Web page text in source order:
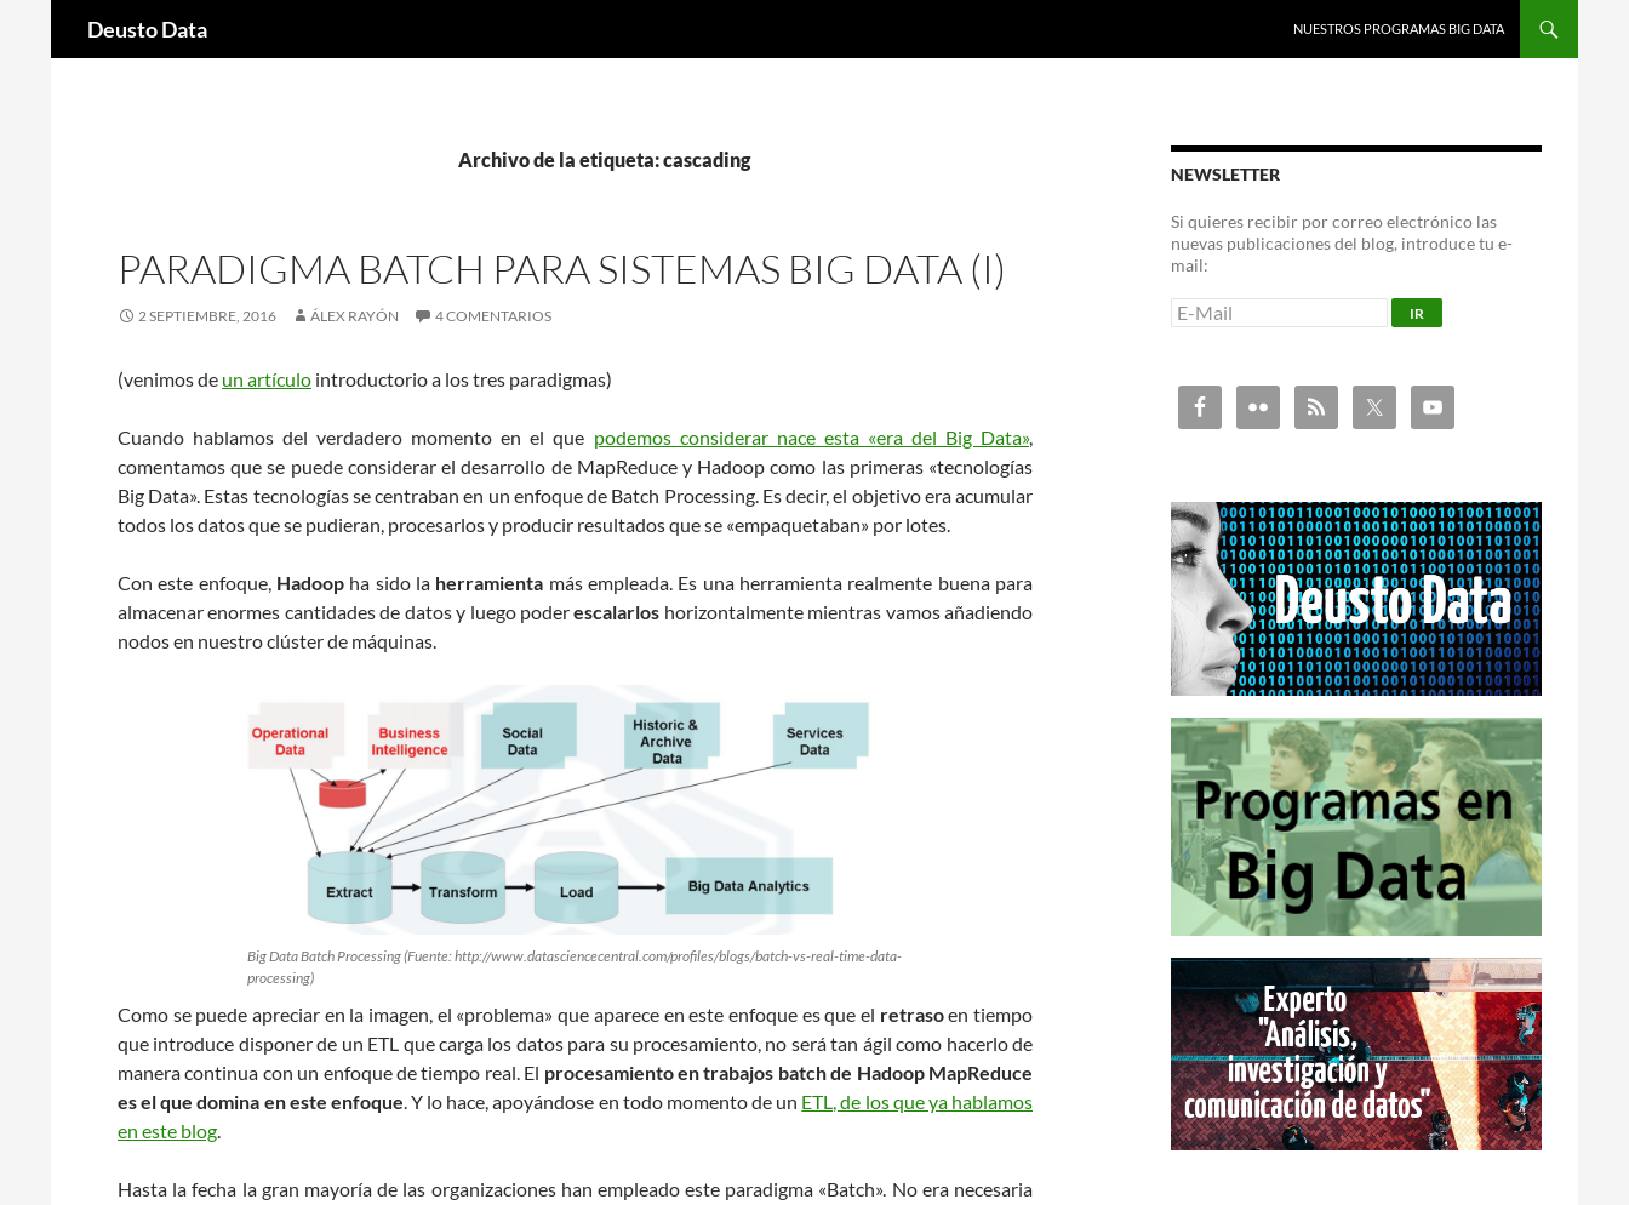
Deusto Data NUESTROS PROGRAMAS BIG DATA
Archivo de la etiqueta: cascading
PARADIGMA BATCH PARA SISTEMAS BIG DATA (I)
2 SEPTIEMBRE, 2016 ÁLEX RAYÓN 4 COMENTARIOS
(venimos de un artículo introductorio a los tres paradigmas)
Cuando hablamos del verdadero momento en el que podemos considerar nace esta «era del Big Data»,
comentamos que se puede considerar el desarrollo de MapReduce y Hadoop como las primeras «tecnologías
Big Data». Estas tecnologías se centraban en un enfoque de Batch Processing. Es decir, el objetivo era acumular
todos los datos que se pudieran, procesarlos y producir resultados que se «empaquetaban» por lotes.
Con este enfoque, Hadoop ha sido la herramienta más empleada. Es una herramienta realmente buena para
almacenar enormes cantidades de datos y luego poderescalarlos horizontalmente mientras vamos añadiendo
nodos en nuestro clúster de máquinas.
Big Data Batch Processing (Fuente: http://www.datasciencecentral.com/profiles/blogs/batch-vs-real-time-data-
processing)
Como se puede apreciar en la imagen, el «problema» que aparece en este enfoque es que el retrasoen tiempo
que introduce disponer de un ETL que carga los datos para su procesamiento, no será tan ágil como hacerlo de
manera continua con un enfoque de tiempo real. El procesamiento en trabajos batch de Hadoop MapReduce
es el que domina en este enfoque. Y lo hace, apoyándose en todo momento de un ETL, de los que ya hablamos
en este blog.
Hasta la fecha la gran mayoría de las organizaciones han empleado este paradigma «Batch». No era necesaria
NEWSLETTER
Si quieres recibir por correo electrónico las
nuevas publicaciones del blog, introduce tu e-
mail: